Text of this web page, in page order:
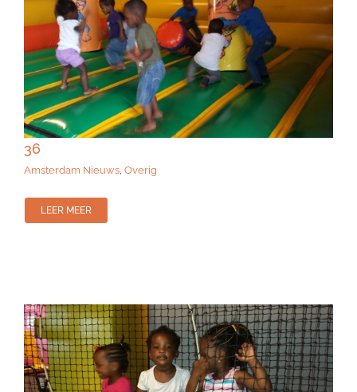
36
Amsterdam Nieuws, Overig
LEER MEER